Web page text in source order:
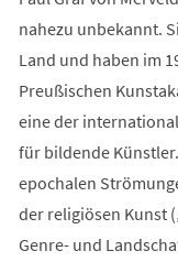
nahezu unbekannt.
Land und haben im
Preußischen
eine der
für bildende
epochalen
der religiösen Kunst
Genre- und